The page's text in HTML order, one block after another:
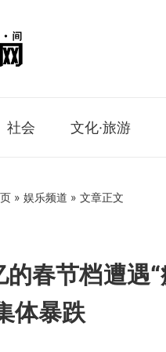
社会 文化·旅游
» 娱乐频道 » 文章正文
春节档遭遇
体暴跌